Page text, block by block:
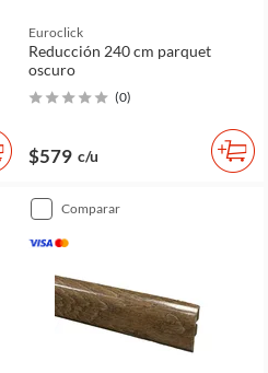
Euroclick
Reducción 240 cm parquet
oscuro
(0)
$579 c/u
comparar